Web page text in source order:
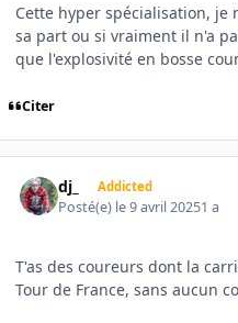
Cette hyper spécialisation, je
sa part ou si vraiment il n'a
que l'explosivité en bosse
Citer
dj_ Addicted
Posté(e) le 9 avril 20251 a
T'as des coureurs dont la
Tour de France, sans aucun